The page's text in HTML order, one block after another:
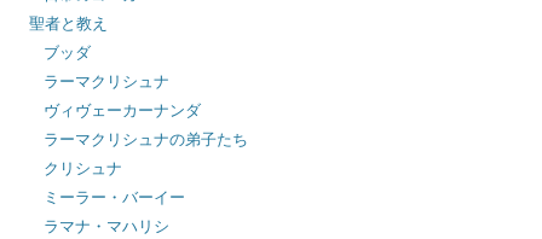
聖者と教え
ブッダ
ラーマクリシュナ
ヴィヴェーカーナンダ
ラーマクリシュナの弟子たち
クリシュナ
ミーラー・バーイー
ラマナ・マハリシ